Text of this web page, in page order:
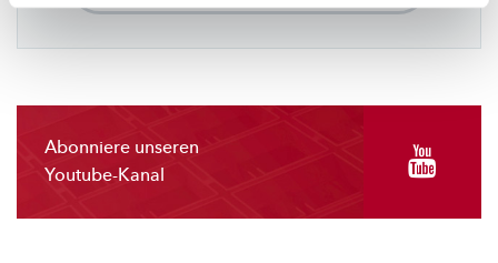
Abonniere unseren
Youtube-Kanal